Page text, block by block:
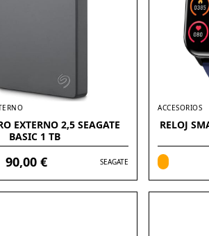
EXTERNO 2,5 SEAGATE
BASIC 1 TB
90,00 € SEAGATE
ACCESORIOS
RELOJ